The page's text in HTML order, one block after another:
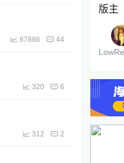
87886 44
320 6
312 2
版主